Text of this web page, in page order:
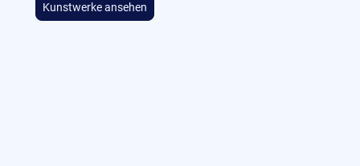
Kunstwerke ansehen